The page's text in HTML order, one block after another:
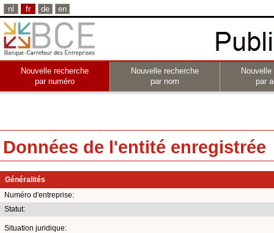
nl fr de en
Nouvelle recherche
par numéro
Nouvelle recherche
par nom
par
Données de l'entité enregistrée
Généralités
Numéro d'entreprise:
Statut:
Situation juridique: